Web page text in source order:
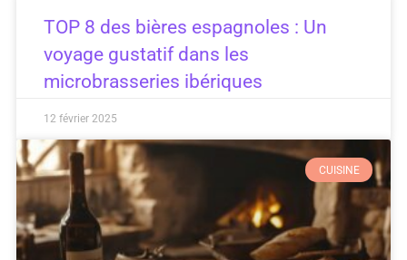
TOP 8 des bières espagnoles : Un
voyage gustatif dans les
microbrasseries ibériques
12 février 2025
CUISINE